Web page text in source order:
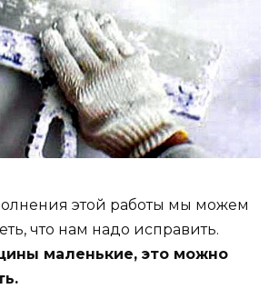
этой работы мы можем
что нам надо исправить.
маленькие, это можно